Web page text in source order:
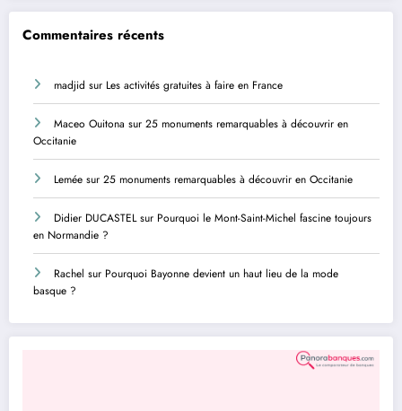
Commentaires récents
madjid sur Les activités gratuites à faire en France
Maceo Ouitona sur 25 monuments remarquables à découvrir en
Occitanie
Lemée sur 25 monuments remarquables à découvrir en Occitanie
Didier DUCASTELsur Pourquoi le Mont-Saint-Michel fascine toujours
en Normandie ?
Rachel sur Pourquoi Bayonne devient un haut lieu de la mode
basque ?